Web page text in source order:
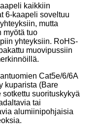
kaikkiin
6-kaapeli soveltuu
mutta
myötä tuo
yhteyksiin. RoHS-
muovipussiin
Cat5e/6/6A
kuparista (Bare
suorituskykyä
tai
alumiinipohjaisia